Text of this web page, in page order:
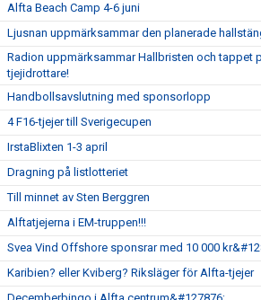
Alfta Beach Camp 4-6 juni
Ljusnan uppmärksammar den planerade
Radion uppmärksammar Hallbristen och tappet
tjejidrottare!
Handbollsavslutning med sponsorlopp
4 F16-tjejer till Sverigecupen
IrstaBlixten 1-3 april
Dragning på listlotteriet
Till minnet av Sten Berggren
Alftatjejerna i EM-truppen!!!
Svea Vind Offshore sponsrar med 10 000
Karibien? eller Kviberg? Riksläger för Alfta-tjejer